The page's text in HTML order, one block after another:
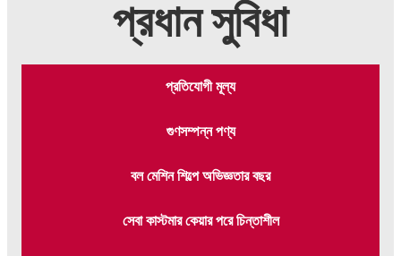
প্রধান সুবিধা
প্রতিযোগী মূল্য
গুণসম্পন্ন পণ্য
বল মেশিন শিল্পে অভিজ্ঞতার বছর
সেবা কাস্টমার কেয়ার পরে চিন্তাশীল